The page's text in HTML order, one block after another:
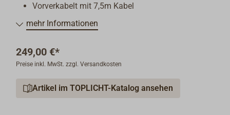
Vorverkabelt mit 7,5m Kabel
Lebensdauer der LEDs: Mehr als 40.000 Stunden
Schutzklasse: IP67
mehr Informationen
249,00 €*
Preise inkl. MwSt. zzgl. Versandkosten
Artikel im TOPLICHT-Katalog ansehen